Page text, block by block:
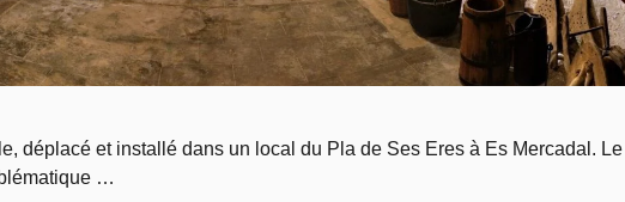
déplacé et installé dans un local du Pla de Ses Eres à Es Mercadal. Le
…